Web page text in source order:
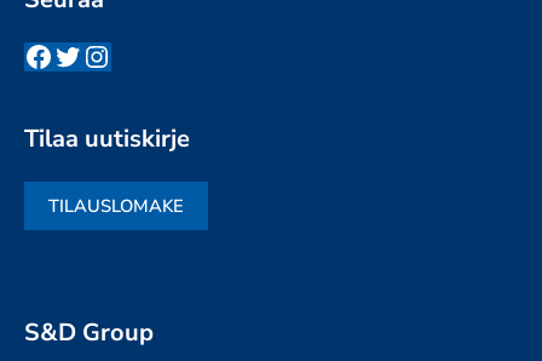
Facebook
Twitter
Instagram
Tilaa uutiskirje
TILAUSLOMAKE
S&D Group